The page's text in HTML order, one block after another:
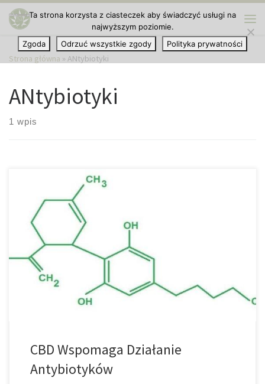
Przejdź do treści
Strona główna » ANtybiotyki
ANtybiotyki
1 wpis
Nowe badania pokazują korzyści płynące z zastosowania
cannabigerolu (CBG) w walce z wieloopornymi patogenami. Pod
koniec lutego ruszyły kolejne badania na temat skutecznych
możliwości kannabigerolu w walce z wieloopornymi patogenami.
W doświadczeniach przeprowadzanych przez Canadian McMaster
University udało się potwierdzić, że cannabinoid o nazwie CBG w
połączeniu z lekiem Polymyxin […]
CBD Wspomaga Działanie
Antybiotyków
Ta strona korzysta z ciasteczek aby świadczyć usługi na
najwyższym poziomie.
Zgoda
Odrzuć wszystkie zgody Polityka prywatności